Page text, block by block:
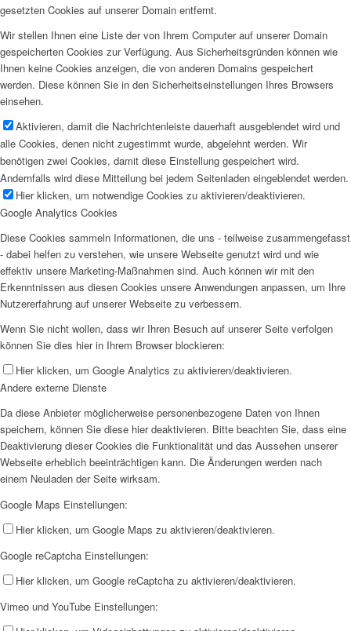
gesetzten Cookies auf unserer Domain entfernt.
Wir stellen Ihnen eine Liste der von Ihrem Computer auf unserer Domain
gespeicherten Cookies zur Verfügung. Aus Sicherheitsgründen können wie
Ihnen keine Cookies anzeigen, die von anderen Domains gespeichert
werden. Diese können Sie in den Sicherheitseinstellungen Ihres Browsers
einsehen.
Aktivieren, damit die Nachrichtenleiste dauerhaft ausgeblendet wird und
alle Cookies, denen nicht zugestimmt wurde, abgelehnt werden. Wir
benötigen zwei Cookies, damit diese Einstellung gespeichert wird.
Andernfalls wird diese Mitteilung bei jedem Seitenladen eingeblendet werden.
Hier klicken, um notwendige Cookies zu aktivieren/deaktivieren.
Google Analytics Cookies
Diese Cookies sammeln Informationen, die uns - teilweise zusammengefasst
- dabei helfen zu verstehen, wie unsere Webseite genutzt wird und wie
effektiv unsere Marketing-Maßnahmen sind. Auch können wir mit den
Erkenntnissen aus diesen Cookies unsere Anwendungen anpassen, um Ihre
Nutzererfahrung auf unserer Webseite zu verbessern.
Wenn Sie nicht wollen, dass wir Ihren Besuch auf unserer Seite verfolgen
können Sie dies hier in Ihrem Browser blockieren:
Hier klicken, um Google Analytics zu aktivieren/deaktivieren.
Andere externe Dienste
Da diese Anbieter möglicherweise personenbezogene Daten von Ihnen
speichern, können Sie diese hier deaktivieren. Bitte beachten Sie, dass eine
Deaktivierung dieser Cookies die Funktionalität und das Aussehen unserer
Webseite erheblich beeinträchtigen kann. Die Änderungen werden nach
einem Neuladen der Seite wirksam.
Google Maps Einstellungen:
Hier klicken, um Google Maps zu aktivieren/deaktivieren.
Google reCaptcha Einstellungen:
Hier klicken, um Google reCaptcha zu aktivieren/deaktivieren.
Vimeo und YouTube Einstellungen: